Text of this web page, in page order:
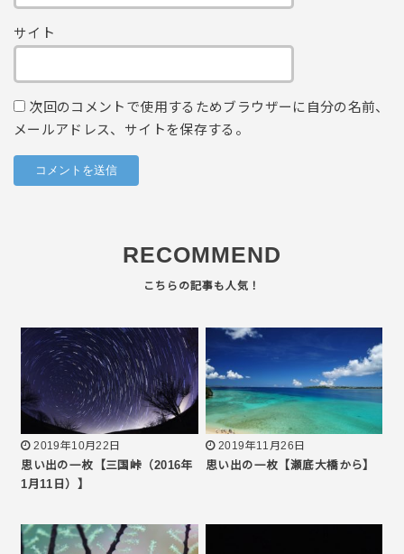
サイト
次回のコメントで使用するためブラウザーに自分の名前、
メールアドレス、サイトを保存する。
RECOMMEND
2019年10月22日
思い出の一枚【三国峠（2016年
1月11日）】
2019年11月26日
思い出の一枚【瀬底大橋から】